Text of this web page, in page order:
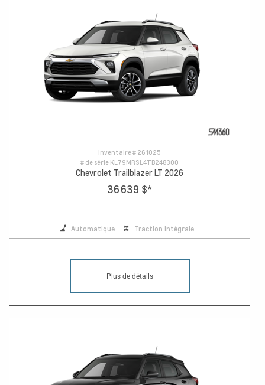
Inventaire # 261025
# de série KL79MRSL4TB248300
Chevrolet Trailblazer LT 2026
36 639 $*
Automatique Traction Intégrale
Plus de détails